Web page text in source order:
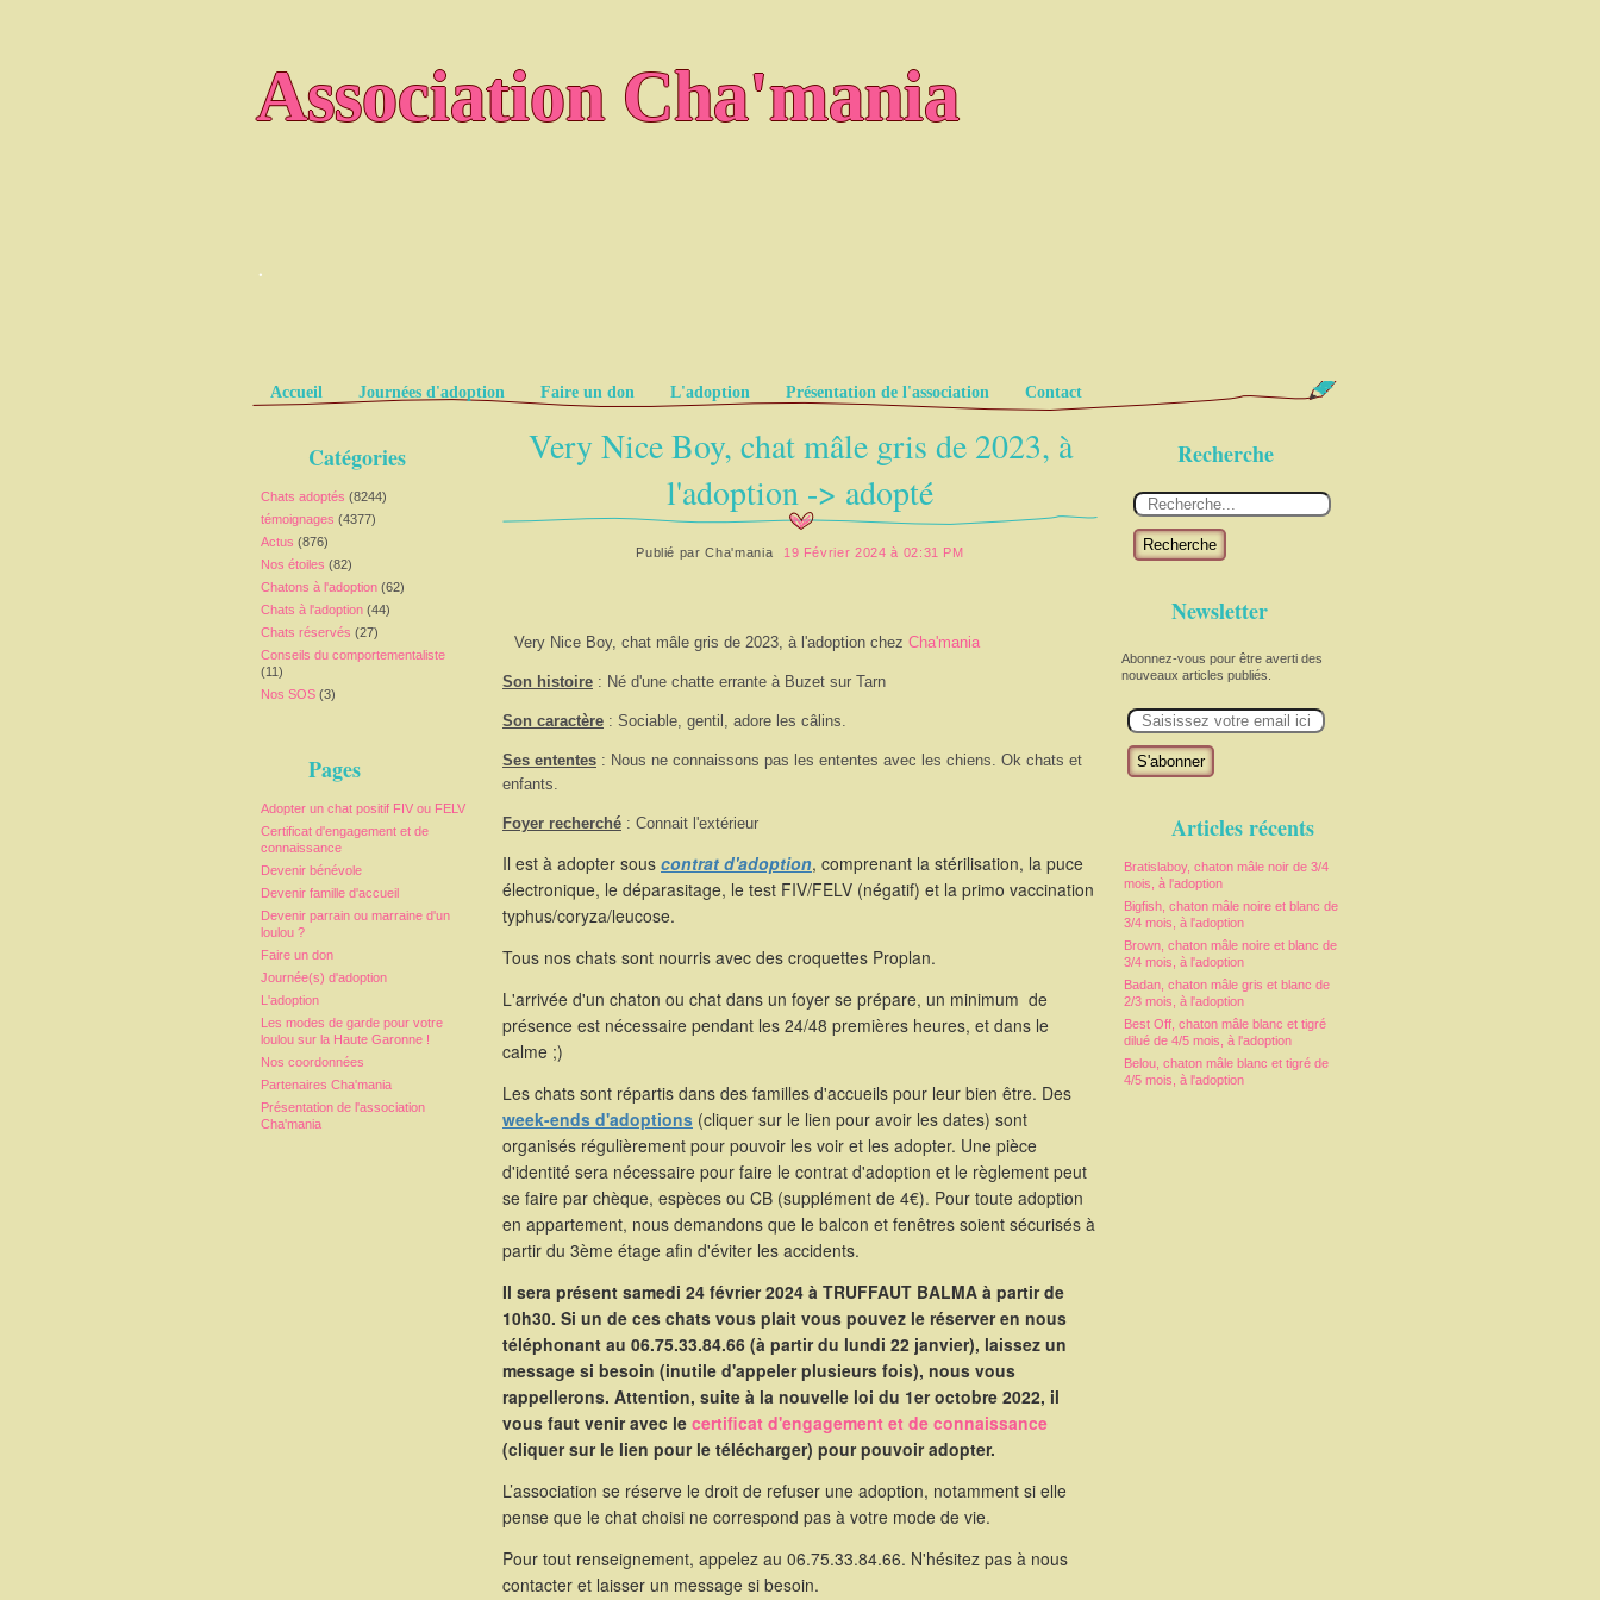
Association Cha'mania
.
Pages
Accueil Journées d'adoption Faire un don L'adoption Présentation de l'association Contact
Catégories
Chats adoptés (8244)
témoignages (4377)
Actus (876)
Nos étoiles (82)
Chatons à l'adoption (62)
Chats à l'adoption (44)
Chats réservés (27)
Conseils du comportementaliste
(11)
Nos SOS (3)
Pages
Adopter un chat positif FIV ou FELV
Certificat d'engagement et de
connaissance
Devenir bénévole
Devenir famille d'accueil
Devenir parrain ou marraine d'un
loulou ?
Faire un don
Journée(s) d'adoption
L'adoption
Les modes de garde pour votre
loulou sur la Haute Garonne !
Nos coordonnées
Partenaires Cha'mania
Présentation de l'association
Cha'mania
Recherche
Recherche
Newsletter
Abonnez-vous pour être averti des
nouveaux articles publiés.
m
Articles récents
Bratislaboy, chaton mâle noir de 3/4
mois, à l'adoption
Bigfish, chaton mâle noire et blanc de
3/4 mois, à l'adoption
Brown, chaton mâle noire et blanc de
3/4 mois, à l'adoption
Badan, chaton mâle gris et blanc de
2/3 mois, à l'adoption
Best Off, chaton mâle blanc et tigré
dilué de 4/5 mois, à l'adoption
Belou, chaton mâle blanc et tigré de
4/5 mois, à l'adoption
Very Nice Boy, chat mâle gris de 2023, à
l'adoption -> adopté
Publié parCha'mania 19 Février 2024 à 02:31 PM
Very Nice Boy, chat mâle gris de 2023, à l'adoption chez Cha'mania
Son histoire : Né d'une chatte errante à Buzet sur Tarn
Son caractère : Sociable, gentil, adore les câlins.
Ses ententes : Nous ne connaissons pas les ententes avec les chiens. Ok chats et
enfants.
Foyer recherché : Connait l'extérieur
Il est à adopter sous contrat d'adoption, comprenant la stérilisation, la puce
électronique, le déparasitage, le test FIV/FELV (négatif) et la primo vaccination
typhus/coryza/leucose.
Tous nos chats sont nourris avec des croquettes Proplan.
L'arrivée d'un chaton ou chat dans un foyer se prépare, un minimum de
présence est nécessaire pendant les 24/48 premières heures, et dans le
calme ;)
Les chats sont répartis dans des familles d'accueils pour leur bien être. Des
week-ends d'adoptions (cliquer sur le lien pour avoir les dates) sont
organisés régulièrement pour pouvoir les voir et les adopter. Une pièce
d'identité sera nécessaire pour faire le contrat d'adoption et le règlement peut
se faire par chèque, espèces ou CB (supplément de 4€). Pour toute adoption
en appartement, nous demandons que le balcon et fenêtres soient sécurisés à
partir du 3ème étage afin d'éviter les accidents.
Il sera présent samedi 24 février 2024 à TRUFFAUT BALMA à partir de
10h30. Si un de ces chats vous plait vous pouvez le réserver en nous
téléphonant au 06.75.33.84.66 (à partir du lundi 22 janvier), laissez un
message si besoin (inutile d'appeler plusieurs fois), nous vous
rappellerons. Attention, suite à la nouvelle loi du 1er octobre 2022, il
vous faut venir avec le certificat d'engagement et de connaissance
(cliquer sur le lien pour le télécharger) pour pouvoir adopter.
L’association se réserve le droit de refuser une adoption, notamment si elle
pense que le chat choisi ne correspond pas à votre mode de vie.
Pour tout renseignement, appelez au 06.75.33.84.66. N'hésitez pas à nous
contacter et laisser un message si besoin.